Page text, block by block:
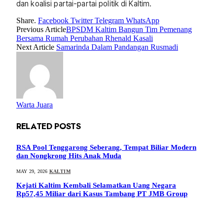
dan koalisi partai-partai politik di Kaltim.
Share. Facebook Twitter Telegram WhatsApp
Previous ArticleBPSDM Kaltim Bangun Tim Pemenang
Bersama Rumah Perubahan Rhenald Kasali
Next Article Samarinda Dalam Pandangan Rusmadi
Warta Juara
RELATED POSTS
RSA Pool Tenggarong Seberang, Tempat Biliar Modern
dan Nongkrong Hits Anak Muda
MAY 29, 2026 KALTIM
Kejati Kaltim Kembali Selamatkan Uang Negara
Rp57,45 Miliar dari Kasus Tambang PT JMB Group